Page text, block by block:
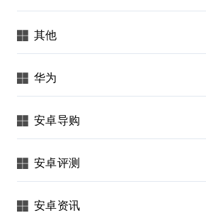
其他
华为
安卓导购
安卓评测
安卓资讯